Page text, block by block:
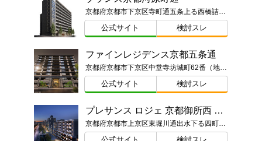
京都府京都市下京区寺町通五条上る西橋詰町747番1ほか
公式サイト 検討スレ
ファインレジデンス京都五条通
京都府京都市下京区中堂寺坊城町62番（地番）
公式サイト 検討スレ
プレサンス ロジェ 京都御所西 桜雅邸
京都府京都市上京区東堀川通出水下る四町目192番1（地番）